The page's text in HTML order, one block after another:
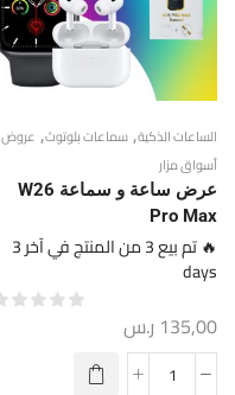
الساعات الذكية, سماعات بلوتوث, عروض
أسواق مزار
عرض ساعة و سماعة W26
Pro Max
🔥 تم بيع 3 من المنتج في آخر 3
days
135,00 ر.س